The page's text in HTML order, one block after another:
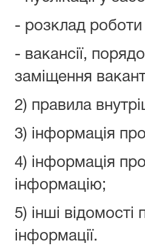
- розклад
- вакансії,
заміщення
2) правила
3) інформація
4) інформація
інформацію;
5) інші відомості
інформації.